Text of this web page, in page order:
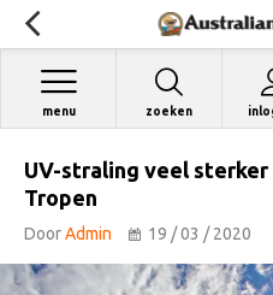
zoeken
menu
UV-straling veel
Tropen
DoorAdmin 19 / 03 / 2020